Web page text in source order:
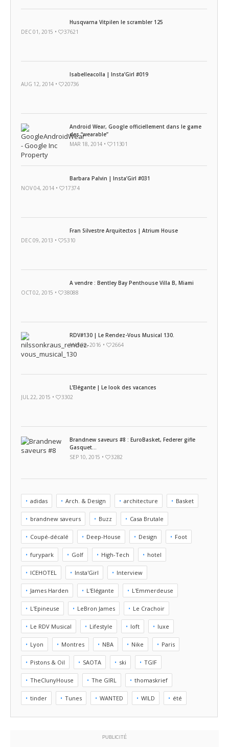
Husqvarna Vitpilen le scrambler 125
DEC 01, 2015 •
37621
Isabelleacolla | Insta’Girl #019
AUG 12, 2014 •
20736
Android Wear, Google officiellement dans le game
des “wearable”
MAR 18, 2014 •
11301
Barbara Palvin | Insta’Girl #031
NOV 04, 2014 •
17374
Fran Silvestre Arquitectos | Atrium House
DEC 09, 2013 •
5310
A vendre : Bentley Bay Penthouse Villa B, Miami
OCT 02, 2015 •
38088
RDV#130 | Le Rendez-Vous Musical 130.
MAY 30, 2016 •
2664
L’Elégante | Le look des vacances
JUL 22, 2015 •
3302
Brandnew saveurs #8 : EuroBasket, Federer gifle
Gasquet…
SEP 10, 2015 •
3282
adidas Arch. & Design architecture Basket
brandnew saveurs Buzz Casa Brutale
Coupé-décalé Deep-House Design Foot
furypark Golf High-Tech hotel
ICEHOTEL Insta'Girl Interview
James Harden L'Elégante L'Emmerdeuse
L'Epineuse LeBron James Le Crachoir
Le RDV Musical Lifestyle loft luxe
Lyon Montres NBA Nike Paris
Pistons & Oil SAOTA ski TGIF
TheClunyHouse The GIRL thomaskrief
tinder Tunes WANTED WILD été
PUBLICITÉ